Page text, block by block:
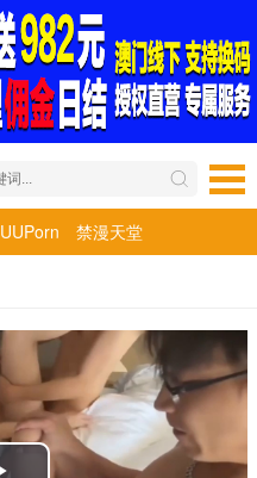
UUPorn 禁漫天堂